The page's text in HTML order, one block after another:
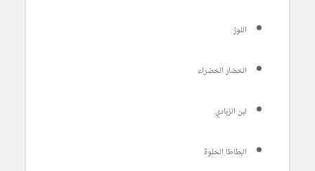
اللوز
الخضار الخضراء
لبن الزبادي
البطاطا الحلوة